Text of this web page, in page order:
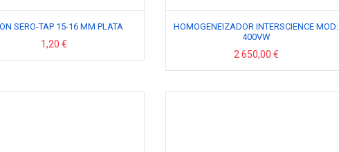
SERO-TAP 15-16 MM PLATA
1,20 €
HOMOGENEIZADOR INTERSCIENCE MOD:
400VW
2 650,00 €